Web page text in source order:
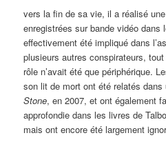
vers la fin de sa vie, il a réalisé
enregistrées sur bande vidéo
effectivement été impliqué dans
plusieurs autres conspirateurs,
rôle n’avait été que périphérique.
son lit de mort ont été relatés
Stone, en 2007, et ont également
approfondie dans les livres de
mais ont encore été largement